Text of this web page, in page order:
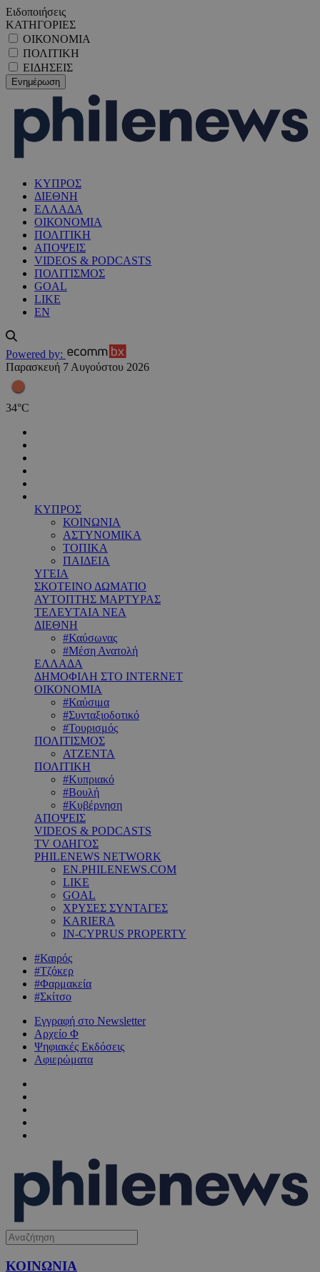
Ειδοποιήσεις
ΚΑΤΗΓΟΡΙΕΣ
ΟΙΚΟΝΟΜΙΑ
ΠΟΛΙΤΙΚΗ
ΕΙΔΗΣΕΙΣ
ΚΥΠΡΟΣ
ΔΙΕΘΝΗ
ΕΛΛΑΔΑ
ΟΙΚΟΝΟΜΙΑ
ΠΟΛΙΤΙΚΗ
ΑΠΟΨΕΙΣ
VIDEOS & PODCASTS
ΠΟΛΙΤΙΣΜΟΣ
GOAL
LIKE
EN
Powered by:
Παρασκευή 7 Αυγούστου 2026
34°C
ΚΥΠΡΟΣ
ΚΟΙΝΩΝΙΑ
ΑΣΤΥΝΟΜΙΚΑ
ΤΟΠΙΚΑ
ΠΑΙΔΕΙΑ
ΥΓΕΙΑ
ΣΚΟΤΕΙΝΟ ΔΩΜΑΤΙΟ
ΑΥΤΟΠΤΗΣ ΜΑΡΤΥΡΑΣ
ΤΕΛΕΥΤΑΙΑ ΝΕΑ
ΔΙΕΘΝΗ
#Καύσωνας
#Μέση Ανατολή
ΕΛΛΑΔΑ
ΔΗΜΟΦΙΛΗ ΣΤΟ INTERNET
ΟΙΚΟΝΟΜΙΑ
#Καύσιμα
#Συνταξιοδοτικό
#Τουρισμός
ΠΟΛΙΤΙΣΜΟΣ
ΑΤΖΕΝΤΑ
ΠΟΛΙΤΙΚΗ
#Κυπριακό
#Βουλή
#Κυβέρνηση
ΑΠΟΨΕΙΣ
VIDEOS & PODCASTS
TV ΟΔΗΓΟΣ
PHILENEWS NETWORK
EN.PHILENEWS.COM
LIKE
GOAL
ΧΡΥΣΕΣ ΣΥΝΤΑΓΕΣ
KARIERA
IN-CYPRUS PROPERTY
#Καιρός
#Τζόκερ
#Φαρμακεία
#Σκίτσο
Εγγραφή στο Newsletter
Αρχείο Φ
Ψηφιακές Εκδόσεις
Αφιερώματα
ΚΟΙΝΩΝΙΑ